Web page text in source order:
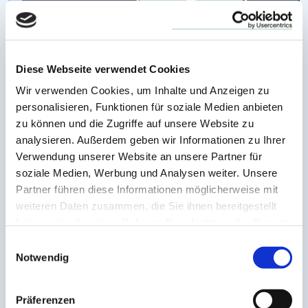
Diese Webseite verwendet Cookies
Wir verwenden Cookies, um Inhalte und Anzeigen zu
personalisieren, Funktionen für soziale Medien anbieten
zu können und die Zugriffe auf unsere Website zu
analysieren. Außerdem geben wir Informationen zu Ihrer
Verwendung unserer Website an unsere Partner für
soziale Medien, Werbung und Analysen weiter. Unsere
Partner führen diese Informationen möglicherweise mit
weiteren Daten zusammen, die Sie ihnen bereitgestellt
Notwendig
Präferenzen
Diese Schäden und Risiken deckt Ihre
Betriebsunterbrechungsversicherung im
Schadenfall ab:
Feuer
Hagel